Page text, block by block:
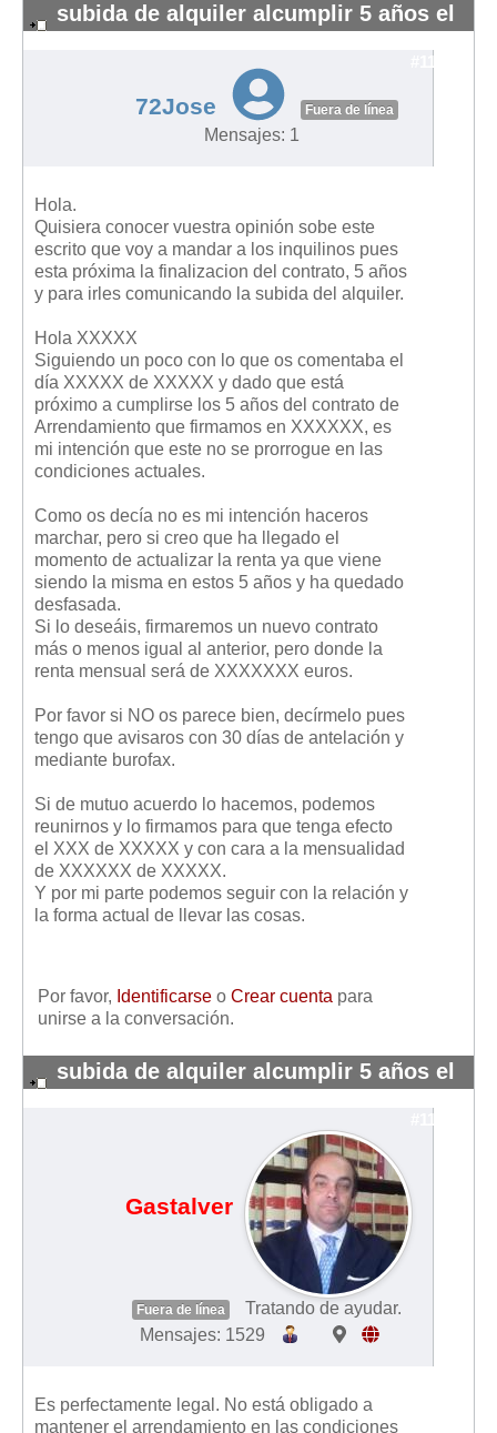
Formularios sobre Propiedad Horizontal
Modelos de Acta de Junta de Propietarios
Requerimientos y comunicaciones
Legislación sobre la Comunidad de Propietarios
Legislación sobre Adquisición de Vivienda en Propiedad
Legislación de interés práctico
Diccionario
Usuario
Entrar / Salir
Mis boletines
subida de alquiler alcumplir 5 años el
contrato.
72Jose Fuera de línea
Mensajes: 1
Hola.
Quisiera conocer vuestra opinión sobe este
escrito que voy a mandar a los inquilinos pues
esta próxima la finalizacion del contrato, 5 años
y para irles comunicando la subida del alquiler.
Hola XXXXX
Siguiendo un poco con lo que os comentaba el
día XXXXX de XXXXX y dado que está
próximo a cumplirse los 5 años del contrato de
Arrendamiento que firmamos en XXXXXX, es
mi intención que este no se prorrogue en las
condiciones actuales.
Como os decía no es mi intención haceros
marchar, pero si creo que ha llegado el
momento de actualizar la renta ya que viene
siendo la misma en estos 5 años y ha quedado
desfasada.
Si lo deseáis, firmaremos un nuevo contrato
más o menos igual al anterior, pero donde la
renta mensual será de XXXXXXX euros.
Por favor si NO os parece bien, decírmelo pues
tengo que avisaros con 30 días de antelación y
mediante burofax.
Si de mutuo acuerdo lo hacemos, podemos
reunirnos y lo firmamos para que tenga efecto
el XXX de XXXXX y con cara a la mensualidad
de XXXXXX de XXXXX.
Y por mi parte podemos seguir con la relación y
la forma actual de llevar las cosas.
Por favor, Identificarse o Crear cuenta para
unirse a la conversación.
subida de alquiler alcumplir 5 años el
contrato.
Gastalver
Fuera de línea
Tratando de ayudar.
Mensajes: 1529
Es perfectamente legal. No está obligado a
mantener el arrendamiento en las condiciones